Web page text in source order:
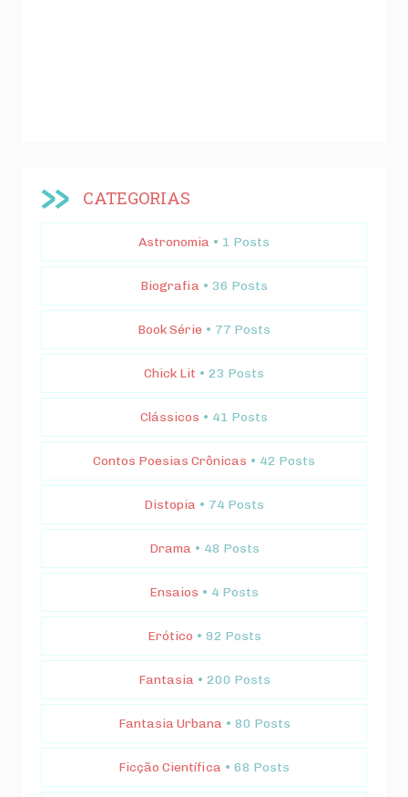
CATEGORIAS
Astronomia • 1 Posts
Biografia • 36 Posts
Book Série • 77 Posts
Chick Lit • 23 Posts
Clássicos • 41 Posts
Contos Poesias Crônicas • 42 Posts
Distopia • 74 Posts
Drama • 48 Posts
Ensaios • 4 Posts
Erótico • 92 Posts
Fantasia • 200 Posts
Fantasia Urbana • 80 Posts
Ficção Científica • 68 Posts